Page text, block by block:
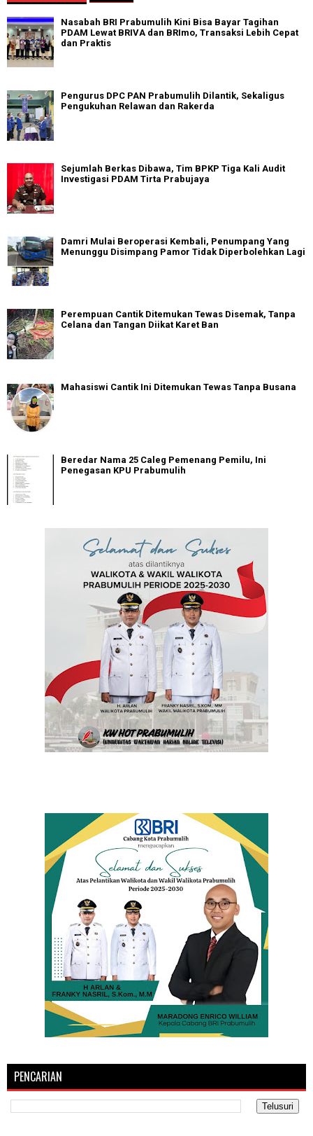
Nasabah BRI Prabumulih Kini Bisa Bayar Tagihan
PDAM Lewat BRIVA dan BRImo, Transaksi Lebih Cepat
dan Praktis
Pengurus DPC PAN Prabumulih Dilantik, Sekaligus
Pengukuhan Relawan dan Rakerda
Sejumlah Berkas Dibawa, Tim BPKP Tiga Kali Audit
Investigasi PDAM Tirta Prabujaya
Damri Mulai Beroperasi Kembali, Penumpang Yang
Menunggu Disimpang Pamor Tidak Diperbolehkan Lagi
Perempuan Cantik Ditemukan Tewas Disemak, Tanpa
Celana dan Tangan Diikat Karet Ban
Mahasiswi Cantik Ini Ditemukan Tewas Tanpa Busana
Beredar Nama 25 Caleg Pemenang Pemilu, Ini
Penegasan KPU Prabumulih
PENCARIAN